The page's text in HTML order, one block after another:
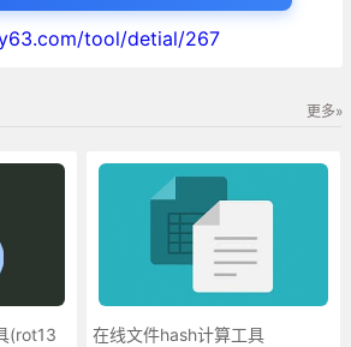
tool/detial/267
更多»
(rot13
在线文件hash计算工具